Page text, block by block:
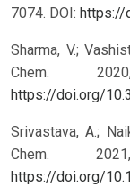
7074. DOI: https://
Sharma, V.;
Chem.
https://doi.org/
Srivastava, A.;
Chem.
https://doi.org/